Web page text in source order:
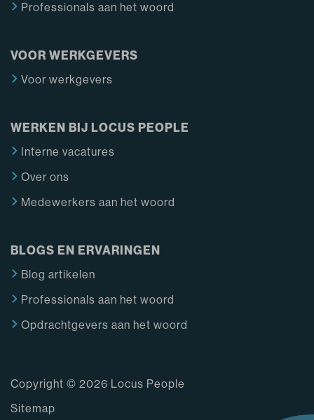
Professionals aan het woord
VOOR WERKGEVERS
Voor werkgevers
WERKEN BIJ LOCUS PEOPLE
Interne vacatures
Over ons
Medewerkers aan het woord
BLOGS EN ERVARINGEN
Blog artikelen
Professionals aan het woord
Opdrachtgevers aan het woord
Copyright © 2026 Locus People
Sitemap